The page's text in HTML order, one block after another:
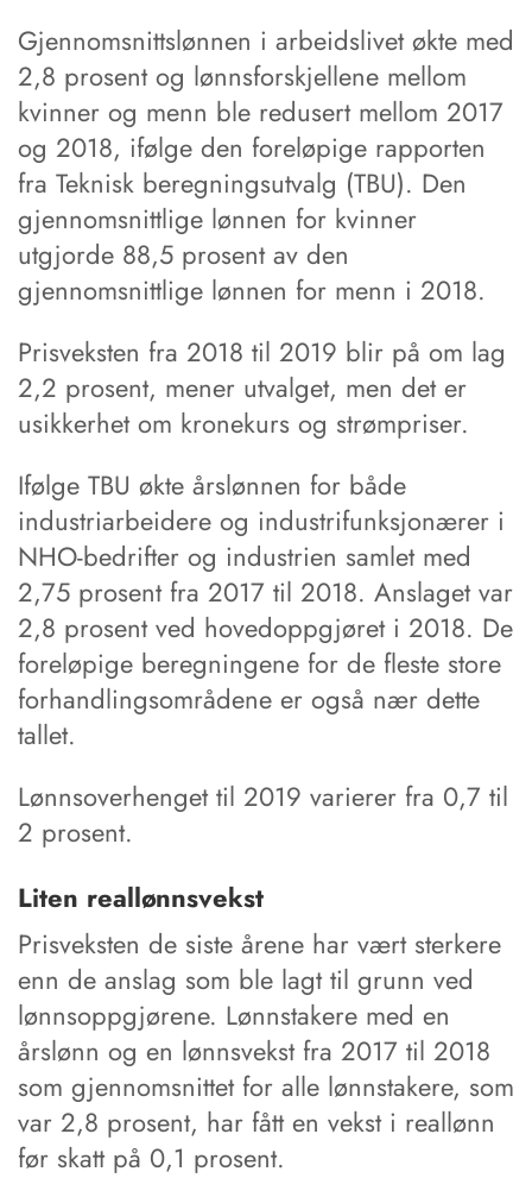
Gjennomsnittslønnen i arbeidslivet økte med
2,8 prosent og lønnsforskjellene mellom
kvinner og menn ble redusert mellom 2017
og 2018, ifølge den foreløpige rapporten
fra Teknisk beregningsutvalg (TBU). Den
gjennomsnittlige lønnen for kvinner
utgjorde 88,5 prosent av den
gjennomsnittlige lønnen for menn i 2018.
Prisveksten fra 2018 til 2019 blir på om lag
2,2 prosent, mener utvalget, men det er
usikkerhet om kronekurs og strømpriser.
Ifølge TBU økte årslønnen for både
industriarbeidere og industrifunksjonærer i
NHO-bedrifter og industrien samlet med
2,75 prosent fra 2017 til 2018. Anslaget var
2,8 prosent ved hovedoppgjøret i 2018. De
foreløpige beregningene for de fleste store
forhandlingsområdene er også nær dette
tallet.
Lønnsoverhenget til 2019 varierer fra 0,7 til
2 prosent.
Liten reallønnsvekst
Prisveksten de siste årene har vært sterkere
enn de anslag som ble lagt til grunn ved
lønnsoppgjørene. Lønnstakere med en
årslønn og en lønnsvekst fra 2017 til 2018
som gjennomsnittet for alle lønnstakere, som
var 2,8 prosent, har fått en vekst i reallønn
før skatt på 0,1 prosent.